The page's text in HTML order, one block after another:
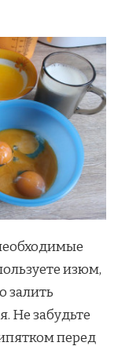
изюм,
залить
Не забудьте
перед